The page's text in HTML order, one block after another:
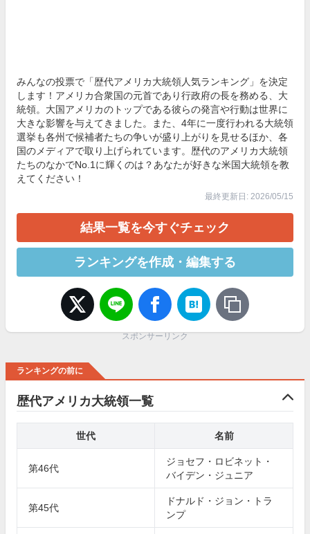
みんなの投票で「歴代アメリカ大統領人気ランキング」を決定
します！アメリカ合衆国の元首であり行政府の長を務める、大
統領。大国アメリカのトップである彼らの発言や行動は世界に
大きな影響を与えてきました。また、4年に一度行われる大統領
選挙も各州で候補者たちの争いが盛り上がりを見せるほか、各
国のメディアで取り上げられています。歴代のアメリカ大統領
たちのなかでNo.1に輝くのは？あなたが好きな米国大統領を教
えてください！
最終更新日: 2026/05/15
結果一覧を今すぐチェック
ランキングを作成・編集する
スポンサーリンク
ランキングの前に
歴代アメリカ大統領一覧
世代 名前
第46代
ジョセフ・ロビネット・
バイデン・ジュニア
第45代
ドナルド・ジョン・トラ
ンプ